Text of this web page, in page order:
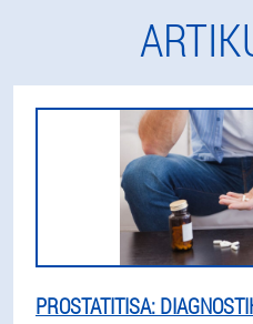
PROSTATITISA: